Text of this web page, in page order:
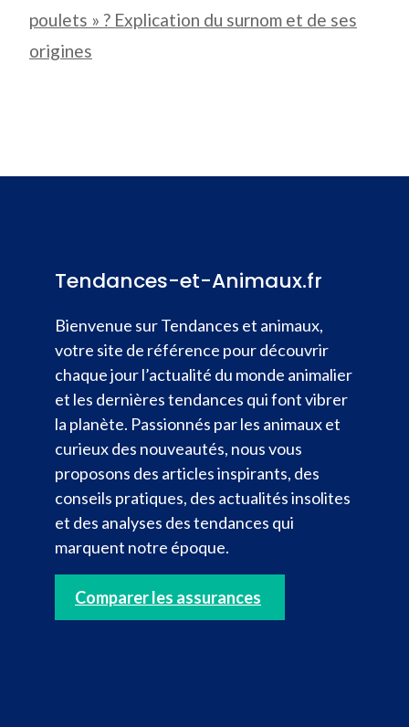
poulets » ? Explication du surnom et de ses
origines
Tendances-et-Animaux.fr
Bienvenue sur Tendances et animaux,
votre site de référence pour découvrir
chaque jour l’actualité du monde animalier
et les dernières tendances qui font vibrer
la planète. Passionnés par les animaux et
curieux des nouveautés, nous vous
proposons des articles inspirants, des
conseils pratiques, des actualités insolites
et des analyses des tendances qui
marquent notre époque.
Comparer les assurances